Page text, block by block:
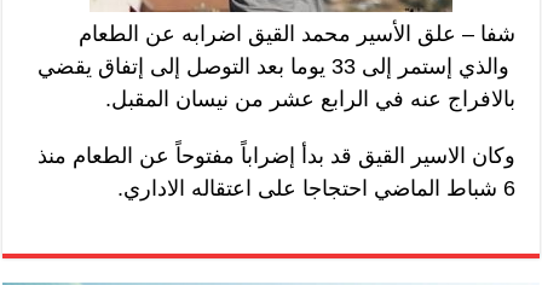
شفا – علق الأسير محمد القيق اضرابه عن الطعام
والذي إستمر إلى 33 يوما بعد التوصل إلى إتفاق يقضي
بالافراج عنه في الرابع عشر من نيسان المقبل.
وكان الاسير القيق قد بدأ إضراباً مفتوحاً عن الطعام منذ
6 شباط الماضي احتجاجا على اعتقاله الاداري.